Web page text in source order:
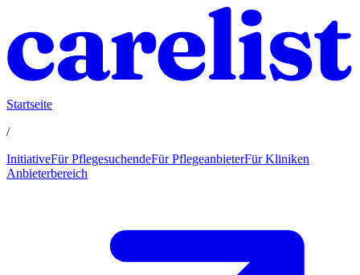
Startseite
/
InitiativeFür PflegesuchendeFür PflegeanbieterFür Kliniken
Anbieterbereich